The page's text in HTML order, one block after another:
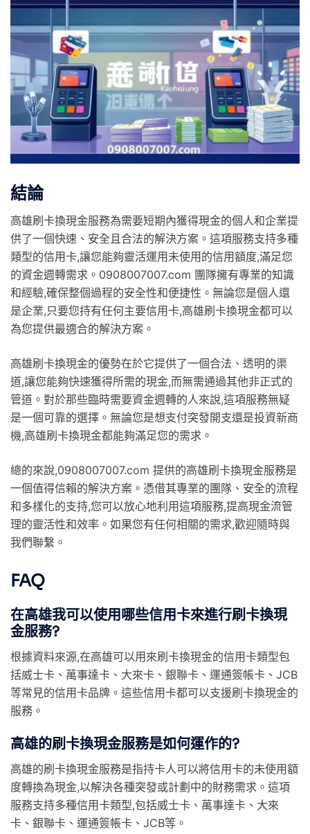
結論
高雄刷卡換現金服務為需要短期內獲得現金的個人和企業提
供了一個快速、安全且合法的解決方案。這項服務支持多種
類型的信用卡,讓您能夠靈活運用未使用的信用額度,滿足您
的資金週轉需求。0908007007.com 團隊擁有專業的知識
和經驗,確保整個過程的安全性和便捷性。無論您是個人還
是企業,只要您持有任何主要信用卡,高雄刷卡換現金都可以
為您提供最適合的解決方案。
高雄刷卡換現金的優勢在於它提供了一個合法、透明的渠
道,讓您能夠快速獲得所需的現金,而無需通過其他非正式的
管道。對於那些臨時需要資金週轉的人來說,這項服務無疑
是一個可靠的選擇。無論您是想支付突發開支還是投資新商
機,高雄刷卡換現金都能夠滿足您的需求。
總的來說,0908007007.com 提供的高雄刷卡換現金服務是
一個值得信賴的解決方案。憑借其專業的團隊、安全的流程
和多樣化的支持,您可以放心地利用這項服務,提高現金流管
理的靈活性和效率。如果您有任何相關的需求,歡迎隨時與
我們聯繫。
FAQ
在高雄我可以使用哪些信用卡來進行刷卡換現
金服務?
根據資料來源,在高雄可以用來刷卡換現金的信用卡類型包
括威士卡、萬事達卡、大來卡、銀聯卡、運通簽帳卡、JCB
等常見的信用卡品牌。這些信用卡都可以支援刷卡換現金的
服務。
高雄的刷卡換現金服務是如何運作的?
高雄的刷卡換現金服務是指持卡人可以將信用卡的未使用額
度轉換為現金,以解決各種突發或計劃中的財務需求。這項
服務支持多種信用卡類型,包括威士卡、萬事達卡、大來
卡、銀聯卡、運通簽帳卡、JCB等。